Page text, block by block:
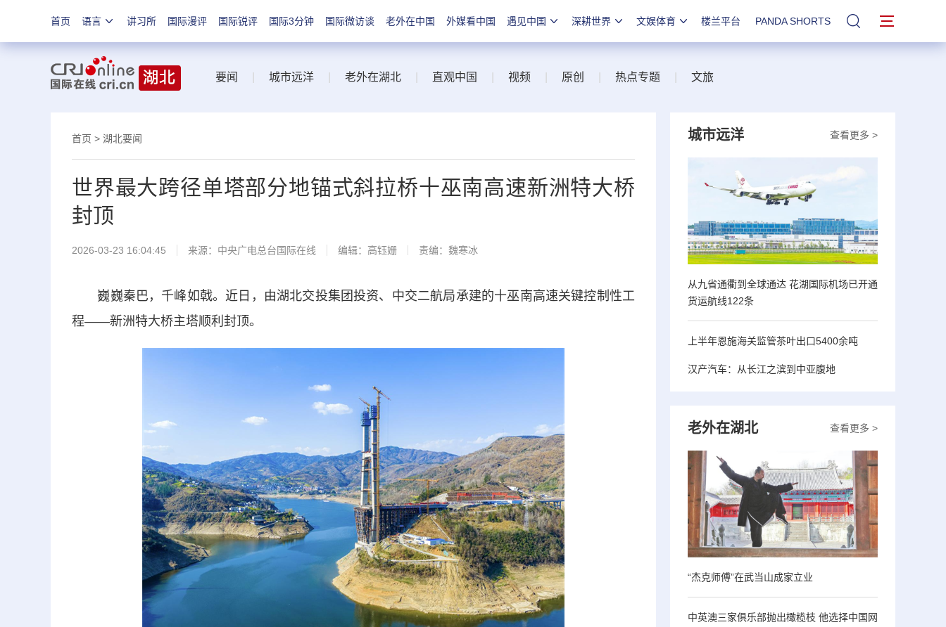
首页 语言 讲习所 国际漫评 国际锐评 国际3分钟 国际微访谈 老外在中国 外媒看中国 遇见中国 深耕世界 文娱体育 楼兰平台 PANDA SHORTS 站内搜索
要闻 城市远洋 老外在湖北 直观中国 视频 原创 热点专题 文旅
首页 > 湖北要闻
世界最大跨径单塔部分地锚式斜拉桥十巫南高速新洲特大桥
封顶
2026-03-23 16:04:45 来源：中央广电总台国际在线 编辑：高钰姗 责编：魏寒冰
巍巍秦巴，千峰如戟。近日，由湖北交投集团投资、中交二航局承建的十巫南高速关键控制性工
程——新洲特大桥主塔顺利封顶。
查看更多 >
城市远洋
从九省通衢到全球通达 花湖国际机场已开通
货运航线122条
上半年恩施海关监管茶叶出口5400余吨
汉产汽车：从长江之滨到中亚腹地
查看更多 >
老外在湖北
“杰克师傅”在武当山成家立业
中英澳三家俱乐部抛出橄榄枝 他选择中国网